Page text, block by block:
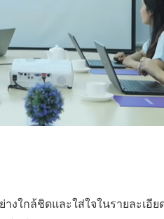
ใกล้ชิดและใส่ใจในรายละเอี